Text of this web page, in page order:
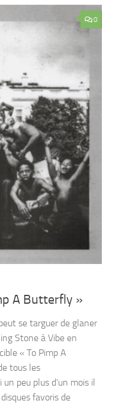
0
A Butterfly »
se targuer de glaner
Stone à Vibe en
« To Pimp A
tous les
peu plus d’un mois il
favoris de